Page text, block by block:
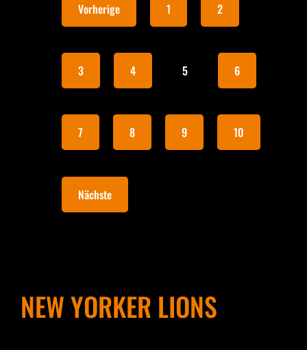
Vorherige 1 2
3 4 5 6
7 8 9 10
Nächste
NEW YORKER LIONS